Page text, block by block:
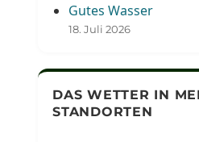
Gutes Wasser
18. Juli 2026
DAS WETTER IN
STANDORTEN